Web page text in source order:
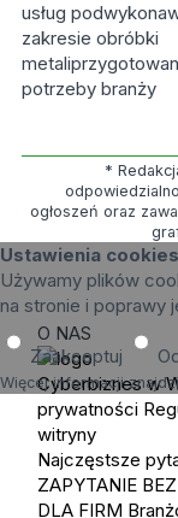
usług
zakresie obróbki
potrzeby branży
*
ogłoszeń oraz
Ustawienia cookies
Używamy plików
na stronie i poprawy
Zaakceptuj
Więcej informacji
O NAS
Cyberbiznes w
prywatności
witryny
Najczęstsze
ZAPYTANIE
DLA FIRM